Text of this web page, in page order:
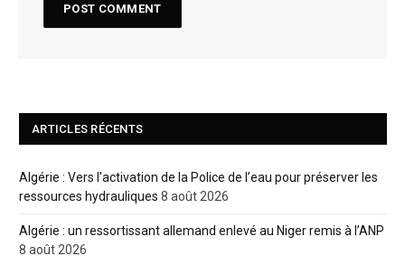
ARTICLES RÉCENTS
Algérie : Vers l’activation de la Police de l’eau pour préserver les
ressources hydrauliques 8 août 2026
Algérie : un ressortissant allemand enlevé au Niger remis à l’ANP
8 août 2026